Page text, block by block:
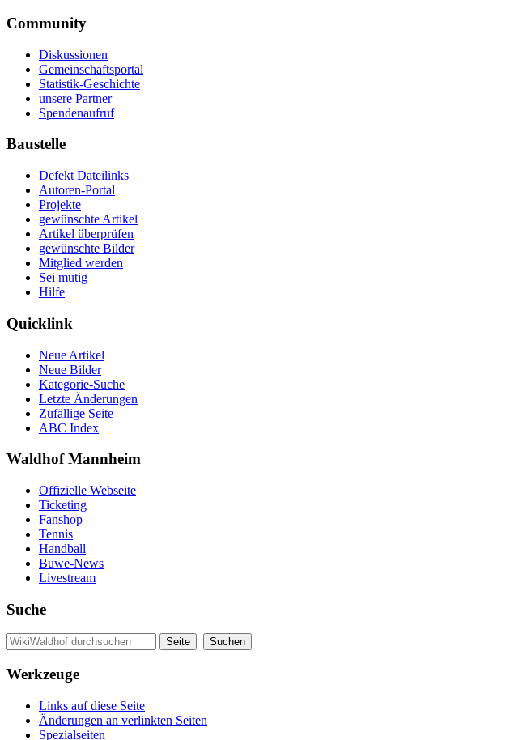
Community
Diskussionen
Gemeinschaftsportal
Statistik-Geschichte
unsere Partner
Spendenaufruf
Baustelle
Defekt Dateilinks
Autoren-Portal
Projekte
gewünschte Artikel
Artikel überprüfen
gewünschte Bilder
Mitglied werden
Sei mutig
Hilfe
Quicklink
Neue Artikel
Neue Bilder
Kategorie-Suche
Letzte Änderungen
Zufällige Seite
ABC Index
Waldhof Mannheim
Offizielle Webseite
Ticketing
Fanshop
Tennis
Handball
Buwe-News
Livestream
Suche
Werkzeuge
Links auf diese Seite
Änderungen an verlinkten Seiten
Spezialseiten